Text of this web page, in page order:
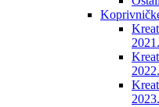
2021.